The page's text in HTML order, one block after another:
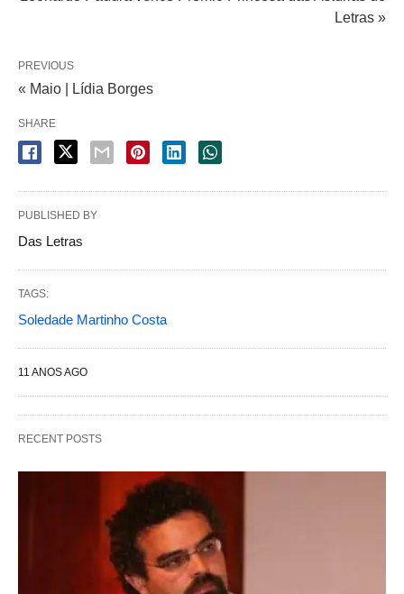
Letras »
PREVIOUS
« Maio | Lídia Borges
SHARE
PUBLISHED BY
Das Letras
TAGS:
Soledade Martinho Costa
11 ANOS AGO
RECENT POSTS